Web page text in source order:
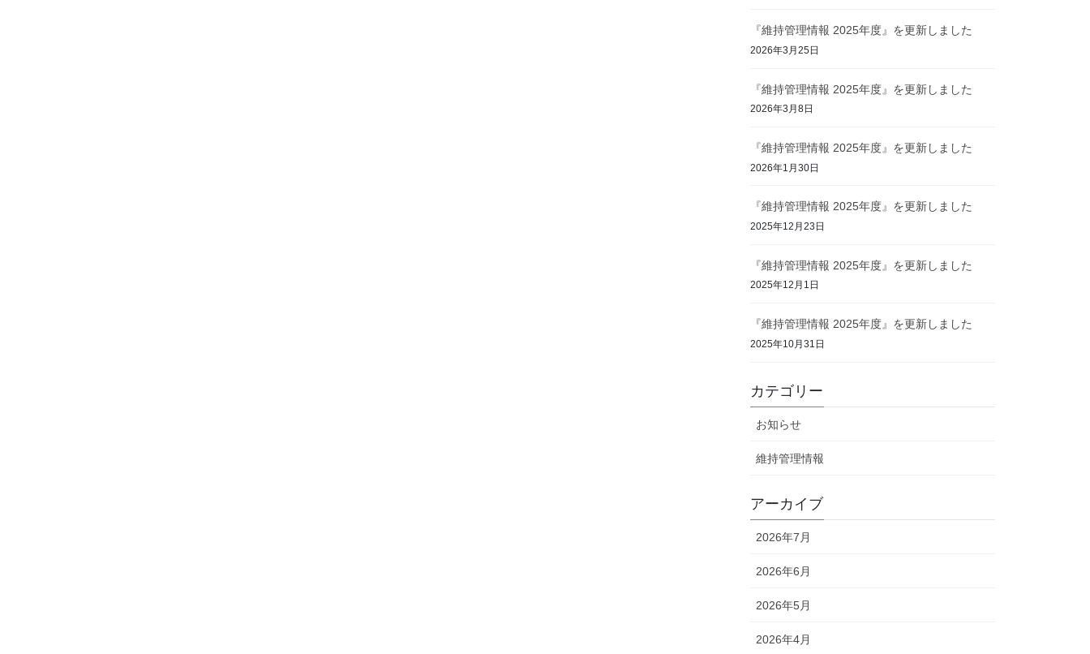
『維持管理情報 2025年度』を更新しました
2026年3月25日
『維持管理情報 2025年度』を更新しました
2026年3月8日
『維持管理情報 2025年度』を更新しました
2026年1月30日
『維持管理情報 2025年度』を更新しました
2025年12月23日
『維持管理情報 2025年度』を更新しました
2025年12月1日
『維持管理情報 2025年度』を更新しました
2025年10月31日
カテゴリー
お知らせ
維持管理情報
アーカイブ
2026年7月
2026年6月
2026年5月
2026年4月